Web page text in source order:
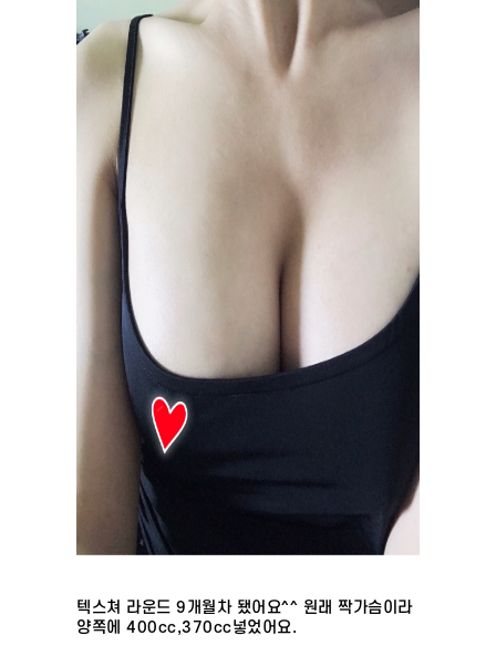
텍스쳐 라운드 9개월차 됐어요^^ 원래 짝가슴이라
양쪽에 400cc,370cc넣었어요.